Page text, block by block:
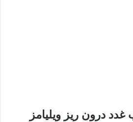
غدد درون ریز ویلیامز